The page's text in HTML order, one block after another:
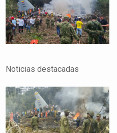
Noticias destacadas